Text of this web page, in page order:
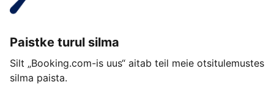
Paistke turul silma
Silt „Booking.com-is uus“ aitab teil meie otsitulemustes
silma paista.